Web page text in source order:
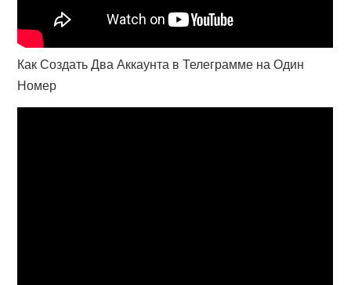
Как Создать Два Аккаунта в Телеграмме на Один
Номер